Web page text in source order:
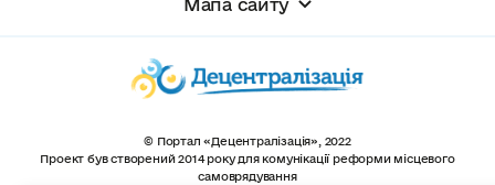
Мапа сайту
© Портал «Децентралізація», 2022
Проект був створений 2014 року для комунікації реформи місцевого
самоврядування